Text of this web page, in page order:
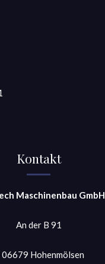
Kontakt
Maschinenbau GmbH
An der B 91
06679 Hohenmölsen